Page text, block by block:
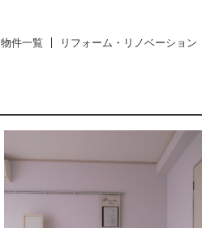
物件一覧 リフォーム・リノベーション